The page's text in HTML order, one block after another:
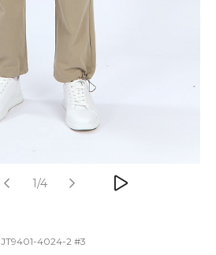
1/4
JT9401-4024-2 #3